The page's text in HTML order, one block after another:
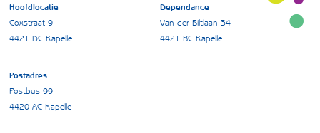
Hoofdlocatie
Coxstraat 9
4421 DC Kapelle
Dependance
Van der Biltlaan 34
4421 BC Kapelle
Postadres
Postbus 99
4420 AC Kapelle